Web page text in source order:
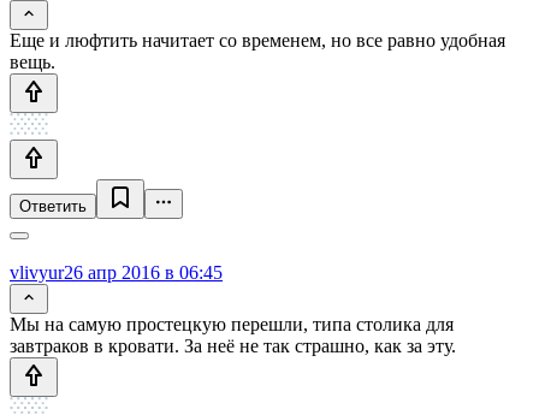
Еще и люфтить начитает со временем, но все равно удобная
вещь.
Ответить
vlivyur26 апр 2016 в 06:45
Мы на самую простецкую перешли, типа столика для
завтраков в кровати. За неё не так страшно, как за эту.